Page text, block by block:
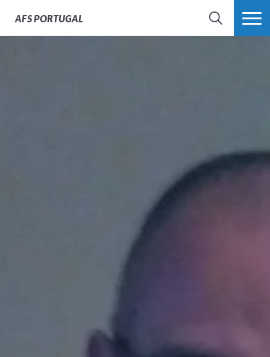
AFSPORTUGAL
SEARCH VER MAIS